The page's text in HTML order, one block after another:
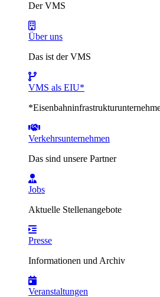
Der VMS
Über uns
Das ist der VMS
VMS als EIU*
Verkehrsunternehmen
Das sind unsere Partner
Jobs
Aktuelle Stellenangebote
Presse
Informationen und Archiv
Veranstaltungen